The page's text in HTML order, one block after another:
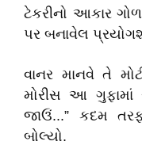
ટેકરીનો આકાર
પર બનાવેલ
વાનર માનવે તે
મોરીસ આ
જાઉં...” કદમ
બોલ્યો.